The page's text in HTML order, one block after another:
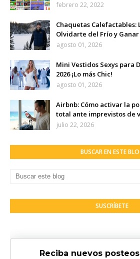
febrero 22, 2022
Chaquetas Calefactables:
Olvidarte del Frío y
agosto 01, 2026
Mini Vestidos Sexys para
2026 ¡Lo más Chic!
agosto 01, 2026
Airbnb: Cómo activar la
total ante imprevistos de
julio 22, 2026
BUSCAR EN ESTE
SUSCRÍBETE
Reciba nuevos